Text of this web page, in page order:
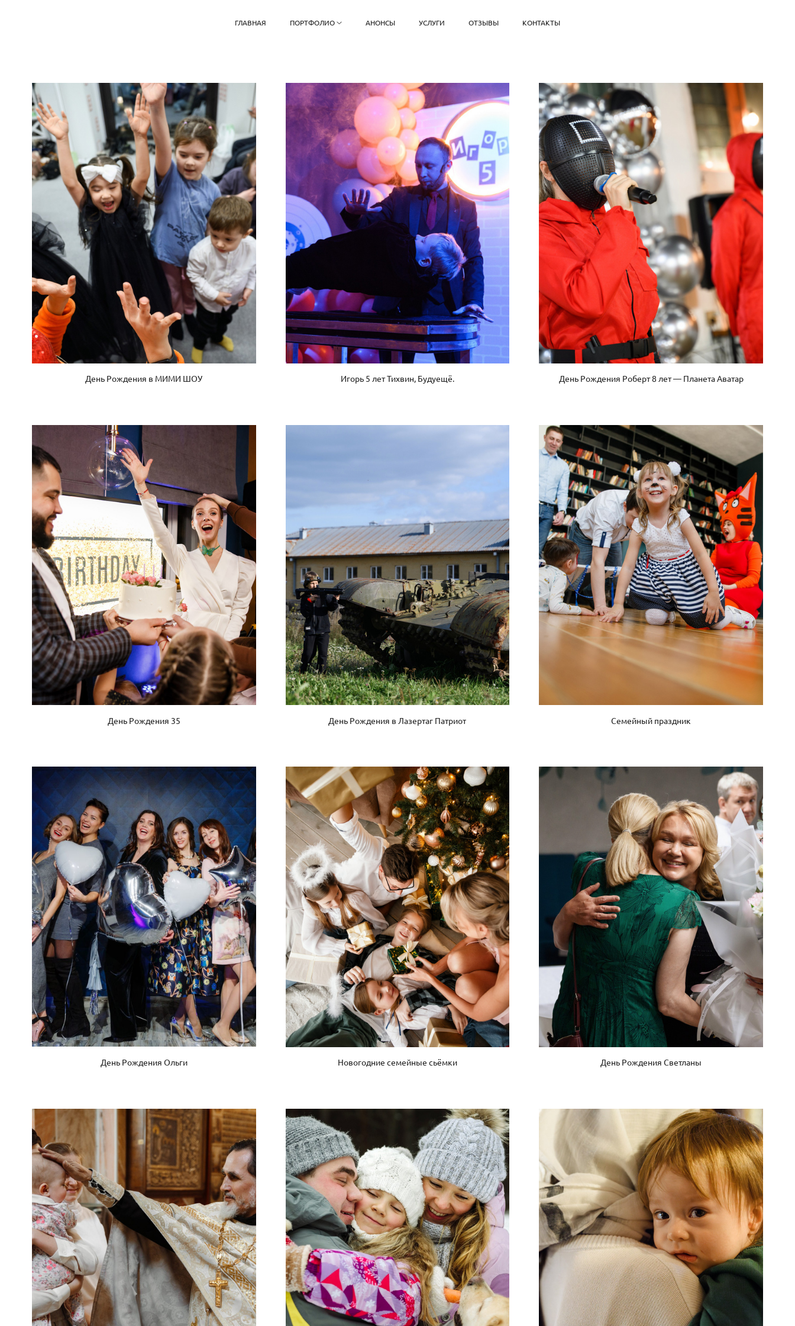
ГЛАВНАЯ ПОРТФОЛИО АНОНСЫ УСЛУГИ ОТЗЫВЫ КОНТАКТЫ
День Рождения в МИМИ ШОУ Игорь 5 лет Тихвин, Будуещё. День Рождения Роберт 8 лет — Планета Аватар
День Рождения 35 День Рождения в Лазертаг Патриот Семейный праздник
День Рождения Ольги Новогодние семейные сьёмки День Рождения Светланы